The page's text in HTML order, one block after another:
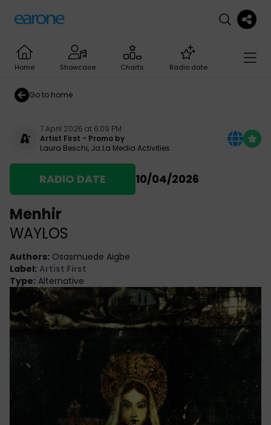
Home Showcase Charts Radio date
Go to home
7 April 2026 at 6:09 PM
Artist First - Promo by
Laura Beschi, Ja.La Media Activities
RADIO DATE 10/04/2026
Menhir
WAYLOS
Authors: Osasmuede Aigbe
Label: Artist First
Type: Alternative